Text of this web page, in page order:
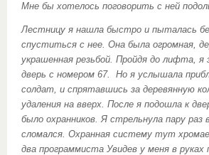
Мне бы хотелось поговорить с ней
Лестницу я нашла быстро и пыталась
спуститься с нее. Она была огромная,
украшенная резьбой. Пройдя до лифта, я
дверь с номером 67. Но я услышала
солдат, и спрятавшись за деревянную
удаления на вверх. После я подошла к
было охранников. Я стрельнула пару раз
сломался. Охранная систему тут
два программиста Увидев у меня в